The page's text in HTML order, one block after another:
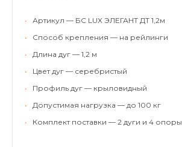
•
Артикул — БС LUX ЭЛЕГАНТ ДТ 1,2м
•
Способ крепления — на рейлинги
•
Длина дуг — 1,2 м
•
Цвет дуг — серебристый
•
Профиль дуг — крыловидный
•
Допустимая нагрузка — до 100 кг
•
Комплект поставки — 2 дуги и 4 опоры